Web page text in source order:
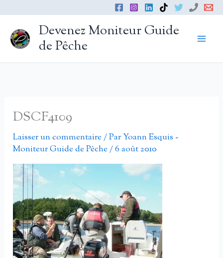
contenu
Devenez Moniteur Guide
de Pêche
DSCF4109
Laisser un commentaire/ ParYoann Esquis -
Moniteur Guide de Pêche/6 août 2010